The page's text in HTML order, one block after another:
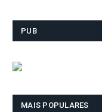
PUB
MAIS POPULARES